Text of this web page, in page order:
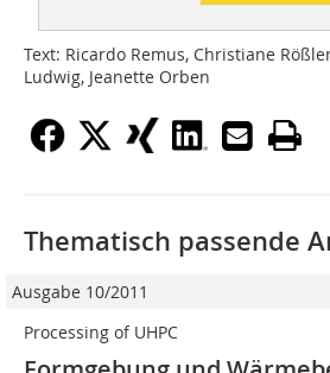
Text: Ricardo Remus, Christiane
Ludwig, Jeanette Orben
Thematisch passende
Ausgabe 10/2011
Processing of UHPC